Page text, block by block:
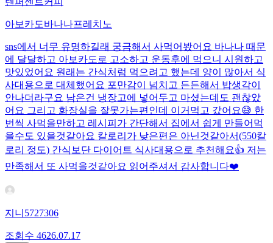
아보카도바나나프레치노
sns에서 너무 유명하길래 궁금해서 사먹어봤어요 바나나 때문
에 달달하고 아보카도로 고소하고 운동후에 먹으니 시원하고
맛있었어요 원래는 간식처럼 먹으려고 했는데 양이 많아서 식
사대용으로 대체했어요 포만감이 넘치고 든든해서 밥생각이
안나더라구요 남은건 냉장고에 넣어두고 마셨는데도 괜찮았
어요 그리고 화장실을 잘못가는편인데 이거먹고 갔어요😅 한
번씩 사먹을만하고 레시피가 간단해서 집에서 쉽게 만들어먹
을수도 있을것같아요 칼로리가 낮은편은 아닌것같아서(550칼
로리 정도) 간식보단 다이어트 식사대용으로 추천해요👍 저는
만족해서 또 사먹을것같아요 읽어주셔서 감사합니다❤️
지니5727306
조회수 4626.07.17